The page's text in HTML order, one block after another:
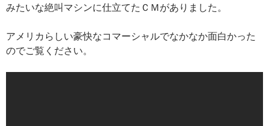
みたいな絶叫マシンに仕立てたＣＭがありました。
アメリカらしい豪快なコマーシャルでなかなか面白かった
のでご覧ください。